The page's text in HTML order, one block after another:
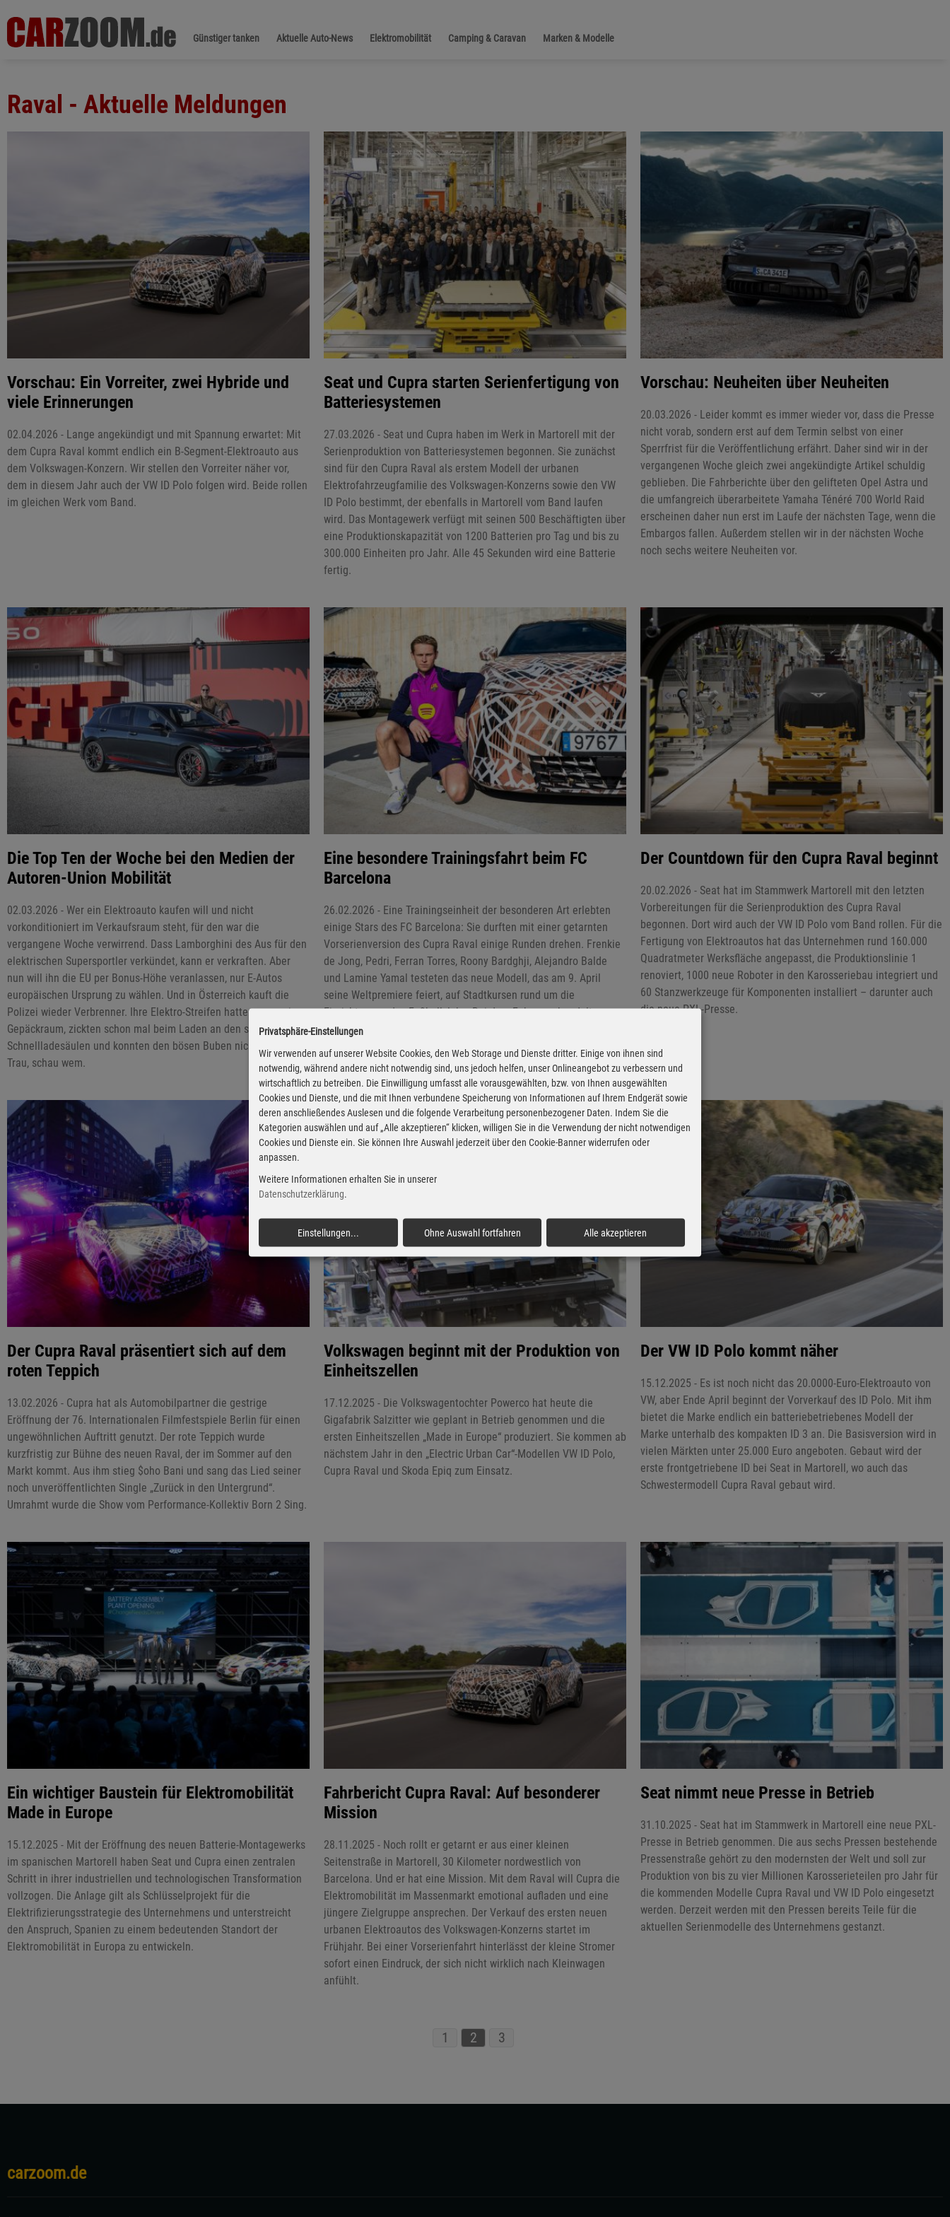
Günstiger tanken Aktuelle Auto-News Elektromobilität Camping & Caravan Marken & Modelle
Raval - Aktuelle Meldungen
Vorschau: Ein Vorreiter, zwei Hybride und
viele Erinnerungen
02.04.2026 - Lange angekündigt und mit Spannung erwartet: Mit
dem Cupra Raval kommt endlich ein B-Segment-Elektroauto aus
dem Volkswagen-Konzern. Wir stellen den Vorreiter näher vor,
dem in diesem Jahr auch der VW ID Polo folgen wird. Beide rollen
im gleichen Werk vom Band.
Seat und Cupra starten Serienfertigung von
Batteriesystemen
27.03.2026 - Seat und Cupra haben im Werk in Martorell mit der
Serienproduktion von Batteriesystemen begonnen. Sie zunächst
sind für den Cupra Raval als erstem Modell der urbanen
Elektrofahrzeugfamilie des Volkswagen-Konzerns sowie den VW
ID Polo bestimmt, der ebenfalls in Martorell vom Band laufen
wird. Das Montagewerk verfügt mit seinen 500 Beschäftigten über
eine Produktionskapazität von 1200 Batterien pro Tag und bis zu
300.000 Einheiten pro Jahr. Alle 45 Sekunden wird eine Batterie
fertig.
Vorschau: Neuheiten über Neuheiten
20.03.2026 - Leider kommt es immer wieder vor, dass die Presse
nicht vorab, sondern erst auf dem Termin selbst von einer
Sperrfrist für die Veröffentlichung erfährt. Daher sind wir in der
vergangenen Woche gleich zwei angekündigte Artikel schuldig
geblieben. Die Fahrberichte über den gelifteten Opel Astra und
die umfangreich überarbeitete Yamaha Ténéré 700 World Raid
erscheinen daher nun erst im Laufe der nächsten Tage, wenn die
Embargos fallen. Außerdem stellen wir in der nächsten Woche
noch sechs weitere Neuheiten vor.
Die Top Ten der Woche bei den Medien der
Autoren-Union Mobilität
02.03.2026 - Wer ein Elektroauto kaufen will und nicht
vorkonditioniert im Verkaufsraum steht, für den war die
vergangene Woche verwirrend. Dass Lamborghini des Aus für den
elektrischen Supersportler verkündet, kann er verkraften. Aber
nun will ihn die EU per Bonus-Höhe veranlassen, nur E-Autos
europäischen Ursprung zu wählen. Und in Österreich kauft die
Polizei wieder Verbrenner. Ihre Elektro-Streifen hatten zu wenig
Gepäckraum, zickten schon mal beim Laden an den seltenen
Schnellladesäulen und konnten den bösen Buben nicht folgen.
Trau, schau wem.
Eine besondere Trainingsfahrt beim FC
Barcelona
26.02.2026 - Eine Trainingseinheit der besonderen Art erlebten
einige Stars des FC Barcelona: Sie durften mit einer getarnten
Vorserienversion des Cupra Raval einige Runden drehen. Frenkie
de Jong, Pedri, Ferran Torres, Roony Bardghji, Alejandro Balde
und Lamine Yamal testeten das neue Modell, das am 9. April
seine Weltpremiere feiert, auf Stadtkursen rund um die
Einrichtungen des Fußballclubs. Bei dem Fahrzeug handelte es
sich um die künftige Spitzenversion VZ mit Dinamica-
Schalensitzen und 19-Zoll-Leichtmetallfelgen in Kupferfarbe.
Der Countdown für den Cupra Raval beginnt
20.02.2026 - Seat hat im Stammwerk Martorell mit den letzten
Vorbereitungen für die Serienproduktion des Cupra Raval
begonnen. Dort wird auch der VW ID Polo vom Band rollen. Für die
Fertigung von Elektroautos hat das Unternehmen rund 160.000
Quadratmeter Werksfläche angepasst, die Produktionslinie 1
renoviert, 1000 neue Roboter in den Karosseriebau integriert und
60 Stanzwerkzeuge für Komponenten installiert – darunter auch
die neue PXL-Presse.
Der Cupra Raval präsentiert sich auf dem
roten Teppich
13.02.2026 - Cupra hat als Automobilpartner die gestrige
Eröffnung der 76. Internationalen Filmfestspiele Berlin für einen
ungewöhnlichen Auftritt genutzt. Der rote Teppich wurde
kurzfristig zur Bühne des neuen Raval, der im Sommer auf den
Markt kommt. Aus ihm stieg $oho Bani und sang das Lied seiner
noch unveröffentlichten Single „Zurück in den Untergrund“.
Umrahmt wurde die Show vom Performance-Kollektiv Born 2 Sing.
Volkswagen beginnt mit der Produktion von
Einheitszellen
17.12.2025 - Die Volkswagentochter Powerco hat heute die
Gigafabrik Salzitter wie geplant in Betrieb genommen und die
ersten Einheitszellen „Made in Europe“ produziert. Sie kommen ab
nächstem Jahr in den „Electric Urban Car“-Modellen VW ID Polo,
Cupra Raval und Skoda Epiq zum Einsatz.
Der VW ID Polo kommt näher
15.12.2025 - Es ist noch nicht das 20.0000-Euro-Elektroauto von
VW, aber Ende April beginnt der Vorverkauf des ID Polo. Mit ihm
bietet die Marke endlich ein batteriebetriebenes Modell der
Marke unterhalb des kompakten ID 3 an. Die Basisversion wird in
vielen Märkten unter 25.000 Euro angeboten. Gebaut wird der
erste frontgetriebene ID bei Seat in Martorell, wo auch das
Schwestermodell Cupra Raval gebaut wird.
Ein wichtiger Baustein für Elektromobilität
Made in Europe
15.12.2025 - Mit der Eröffnung des neuen Batterie-Montagewerks
im spanischen Martorell haben Seat und Cupra einen zentralen
Schritt in ihrer industriellen und technologischen Transformation
vollzogen. Die Anlage gilt als Schlüsselprojekt für die
Elektrifizierungsstrategie des Unternehmens und unterstreicht
den Anspruch, Spanien zu einem bedeutenden Standort der
Elektromobilität in Europa zu entwickeln.
Fahrbericht Cupra Raval: Auf besonderer
Mission
28.11.2025 - Noch rollt er getarnt er aus einer kleinen
Seitenstraße in Martorell, 30 Kilometer nordwestlich von
Barcelona. Und er hat eine Mission. Mit dem Raval will Cupra die
Elektromobilität im Massenmarkt emotional aufladen und eine
jüngere Zielgruppe ansprechen. Der Verkauf des ersten neuen
urbanen Elektroautos des Volkswagen-Konzerns startet im
Frühjahr. Bei einer Vorserienfahrt hinterlässt der kleine Stromer
sofort einen Eindruck, der sich nicht wirklich nach Kleinwagen
anfühlt.
Seat nimmt neue Presse in Betrieb
31.10.2025 - Seat hat im Stammwerk in Martorell eine neue PXL-
Presse in Betrieb genommen. Die aus sechs Pressen bestehende
Pressenstraße gehört zu den modernsten der Welt und soll zur
Produktion von bis zu vier Millionen Karosserieteilen pro Jahr für
die kommenden Modelle Cupra Raval und VW ID Polo eingesetzt
werden. Derzeit werden mit den Pressen bereits Teile für die
aktuellen Serienmodelle des Unternehmens gestanzt.
1 2 3
carzoom.de
Privatsphäre-Einstellungen
Wir verwenden auf unserer Website Cookies, den Web Storage und Dienste dritter. Einige von ihnen sind
notwendig, während andere nicht notwendig sind, uns jedoch helfen, unser Onlineangebot zu verbessern und
wirtschaftlich zu betreiben. Die Einwilligung umfasst alle vorausgewählten, bzw. von Ihnen ausgewählten
Cookies und Dienste, und die mit Ihnen verbundene Speicherung von Informationen auf Ihrem Endgerät sowie
deren anschließendes Auslesen und die folgende Verarbeitung personenbezogener Daten. Indem Sie die
Kategorien auswählen und auf „Alle akzeptieren“ klicken, willigen Sie in die Verwendung der nicht notwendigen
Cookies und Dienste ein. Sie können Ihre Auswahl jederzeit über den Cookie-Banner widerrufen oder
anpassen.
Weitere Informationen erhalten Sie in unserer
Datenschutzerklärung.
Einstellungen... Ohne Auswahl fortfahren Alle akzeptieren